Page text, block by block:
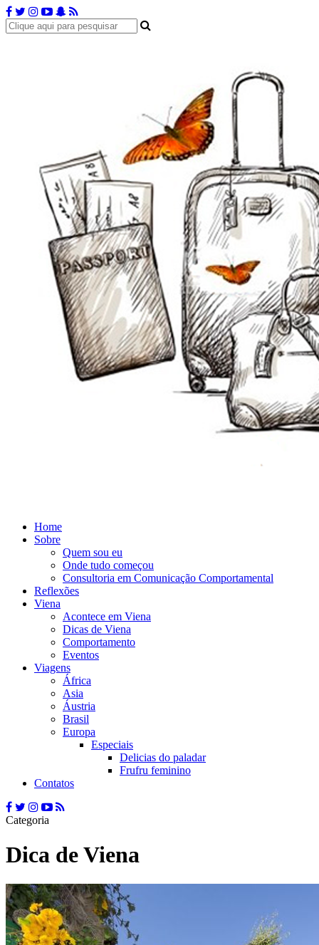
Home
Sobre
Quem sou eu
Onde tudo começou
Consultoria em Comunicação Comportamental
Reflexões
Viena
Acontece em Viena
Dicas de Viena
Comportamento
Eventos
Viagens
África
Asia
Áustria
Brasil
Europa
Especiais
Delicias do paladar
Frufru feminino
Contatos
Categoria
Dica de Viena